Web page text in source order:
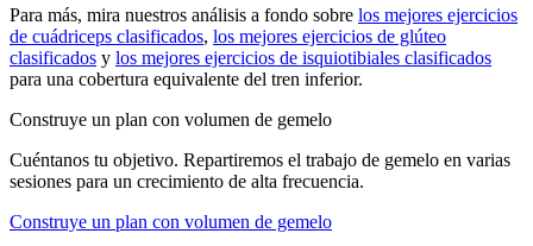
Para más, mira nuestros análisis a fondo sobre los mejores ejercicios
de cuádriceps clasificados, los mejores ejercicios de glúteo
clasificados y los mejores ejercicios de isquiotibiales clasificados
para una cobertura equivalente del tren inferior.
Construye un plan con volumen de gemelo
Cuéntanos tu objetivo. Repartiremos el trabajo de gemelo en varias
sesiones para un crecimiento de alta frecuencia.
Construye un plan con volumen de gemelo